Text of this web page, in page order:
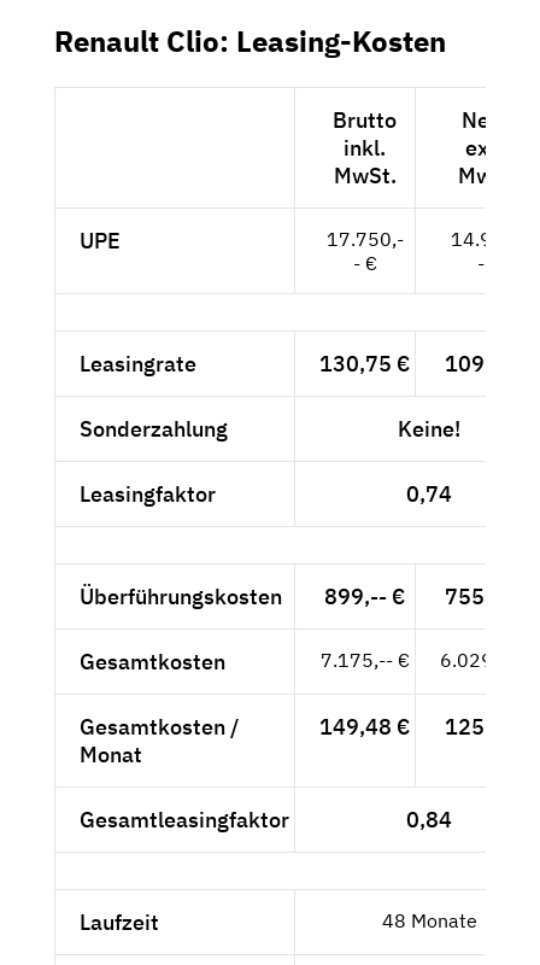
Renault Clio: Leasing-Kosten
Brutto
inkl.
MwSt.
Netto
exkl.
MwSt.
UPE
17.750,-
- €
14.916,-
- €
Leasingrate 130,75 € 109,87 €
Sonderzahlung Keine!
Leasingfaktor 0,74
Überführungskosten 899,-- € 755,46 €
Gesamtkosten 7.175,-- € 6.029,41 €
Gesamtkosten /
Monat
149,48 € 125,61 €
Gesamtleasingfaktor 0,84
Laufzeit 48 Monate